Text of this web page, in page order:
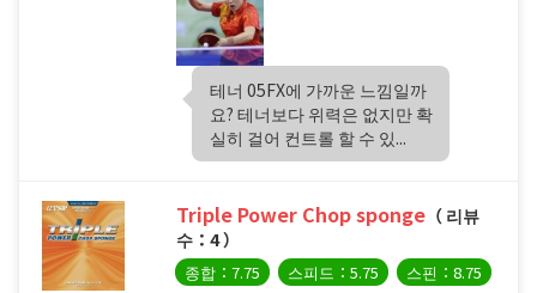
테너 05FX에 가까운 느낌일까
요? 테너보다 위력은 없지만 확
실히 걸어 컨트롤 할 수 있...
Triple Power Chop sponge （ 리뷰
수：4 ）
종합：7.75 스피드：5.75
스핀：8.75